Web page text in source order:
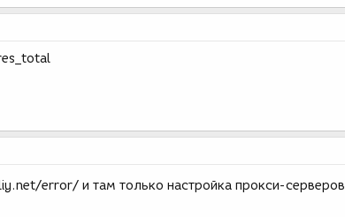
error/ и там только настройка прокси-серверов